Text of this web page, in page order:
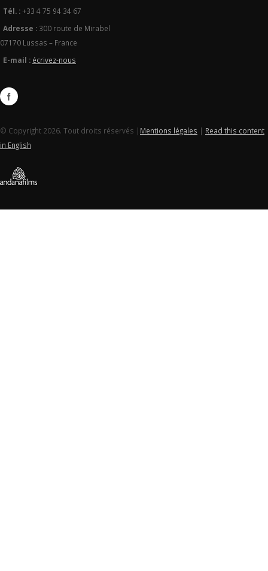
Tél. :+33 4 75 94 34 67
Adresse : 300 route de Mirabel
07170 Lussas – France
E-mail : écrivez-nous
© Copyright 2026. Tout droits réservés | Mentions légales | Read this content
in English